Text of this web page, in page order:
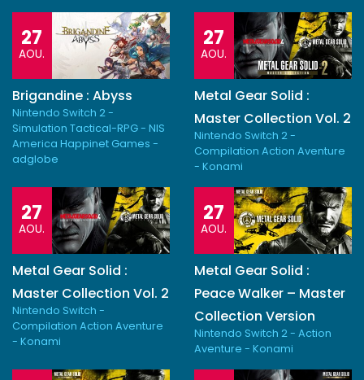
27
AOU.
Brigandine : Abyss
Nintendo Switch 2 -
Simulation Tactical-RPG - NIS
America Happinet Games -
adglobe
27
AOU.
Metal Gear Solid :
Master Collection Vol. 2
Nintendo Switch 2 -
Compilation Action Aventure
- Konami
27
AOU.
Metal Gear Solid :
Master Collection Vol. 2
Nintendo Switch -
Compilation Action Aventure
- Konami
27
AOU.
Metal Gear Solid :
Peace Walker – Master
Collection Version
Nintendo Switch 2 - Action
Aventure - Konami